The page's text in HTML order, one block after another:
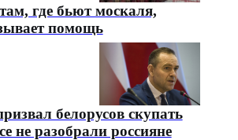
где бьют москаля,
помощь
белорусов скупать
не разобрали россияне